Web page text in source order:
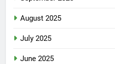
August 2025
July 2025
June 2025